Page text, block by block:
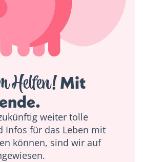
Helfen! Mit
weiter tolle
Infos für das Leben mit
können, sind wir auf